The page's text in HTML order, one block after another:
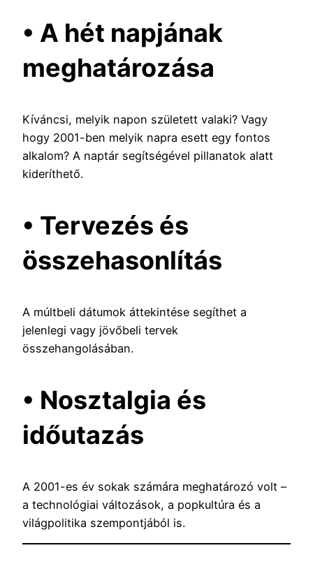
• A hét napjának
meghatározása
Kíváncsi, melyik napon született valaki? Vagy
hogy 2001-ben melyik napra esett egy fontos
alkalom? A naptár segítségével pillanatok alatt
kideríthető.
• Tervezés és
összehasonlítás
A múltbeli dátumok áttekintése segíthet a
jelenlegi vagy jövőbeli tervek
összehangolásában.
• Nosztalgia és
időutazás
A 2001-es év sokak számára meghatározó volt –
a technológiai változások, a popkultúra és a
világpolitika szempontjából is.